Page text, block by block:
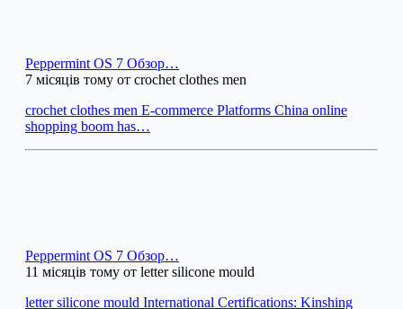
Peppermint OS 7 Обзор…
7 місяців тому от crochet clothes men
crochet clothes men E-commerce Platforms China online
shopping boom has…
Peppermint OS 7 Обзор…
11 місяців тому от letter silicone mould
letter silicone mould International Certifications: Kinshing